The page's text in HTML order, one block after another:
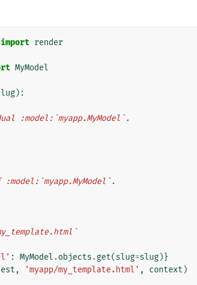
import render
MyModel
):
:model:`myapp.MyModel`.
of :model:`myapp.MyModel`.
my_template.html`
: MyModel .objects .get(slug=slug)}
, 'myapp/my_template.html' , context )